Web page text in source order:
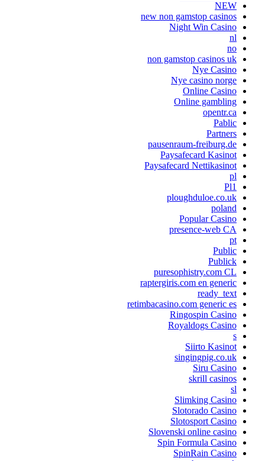
NEW
new non gamstop casinos
Night Win Casino
nl
no
non gamstop casinos uk
Nye Casino
Nye casino norge
Online Casino
Online gambling
opentr.ca
Pablic
Partners
pausenraum-freiburg.de
Paysafecard Kasinot
Paysafecard Nettikasinot
pl
Pl1
ploughduloe.co.uk
poland
Popular Casino
presence-web CA
pt
Public
Publick
puresophistry.com CL
raptergiris.com en generic
ready_text
retimbacasino.com generic es
Ringospin Casino
Royaldogs Casino
s
Siirto Kasinot
singingpig.co.uk
Siru Casino
skrill casinos
sl
Slimking Casino
Slotorado Casino
Slotosport Casino
Slovenski online casino
Spin Formula Casino
SpinRain Casino